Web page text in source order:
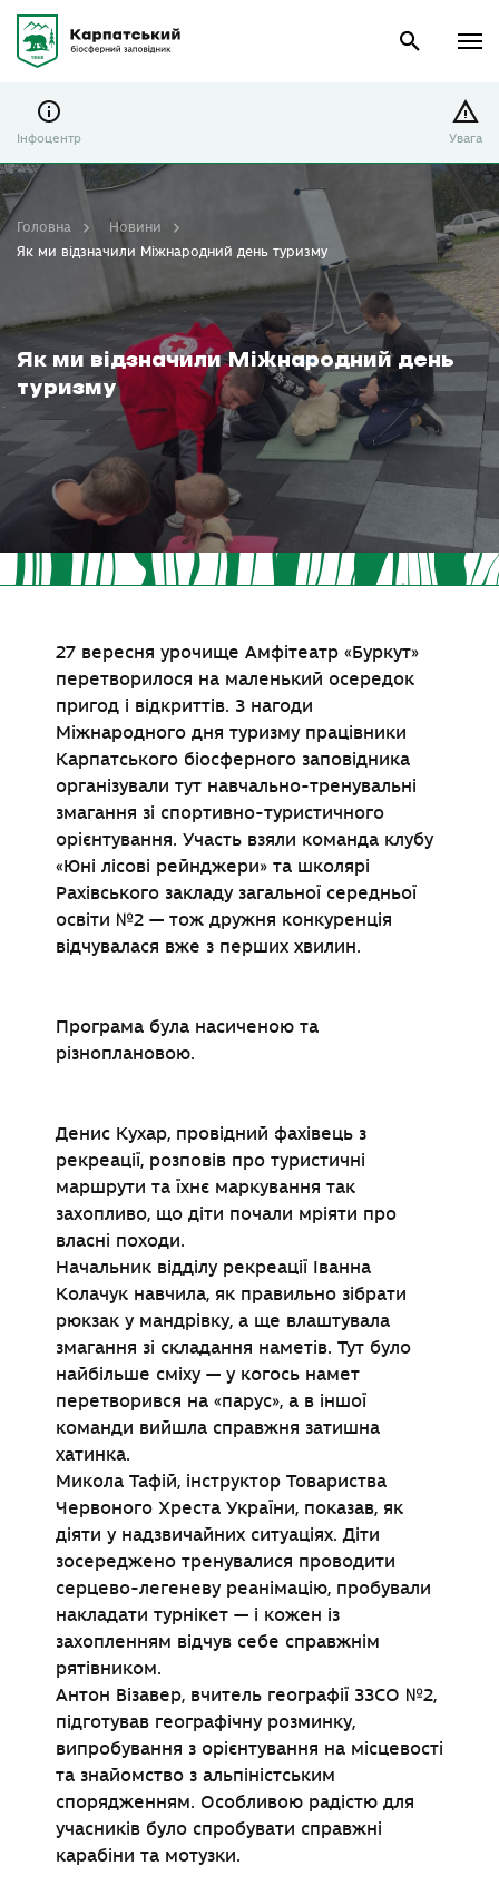
Інфоцентр Увага
Як ми відзначили Міжнародний день
туризму
Головна
Новини
Як ми відзначили Міжнародний день туризму
27 вересня урочище Амфітеатр «Буркут»
перетворилося на маленький осередок
пригод і відкриттів. З нагоди
Міжнародного дня туризму працівники
Карпатського біосферного заповідника
організували тут навчально-тренувальні
змагання зі спортивно-туристичного
орієнтування. Участь взяли команда клубу
«Юні лісові рейнджери» та школярі
Рахівського закладу загальної середньої
освіти №2 — тож дружня конкуренція
відчувалася вже з перших хвилин.
Програма була насиченою та
різноплановою.
Денис Кухар, провідний фахівець з
рекреації, розповів про туристичні
маршрути та їхнє маркування так
захопливо, що діти почали мріяти про
власні походи.
Начальник відділу рекреації Іванна
Колачук навчила, як правильно зібрати
рюкзак у мандрівку, а ще влаштувала
змагання зі складання наметів. Тут було
найбільше сміху — у когось намет
перетворився на «парус», а в іншої
команди вийшла справжня затишна
хатинка.
Микола Тафій, інструктор Товариства
Червоного Хреста України, показав, як
діяти у надзвичайних ситуаціях. Діти
зосереджено тренувалися проводити
серцево-легеневу реанімацію, пробували
накладати турнікет — і кожен із
захопленням відчув себе справжнім
рятівником.
Антон Візавер, вчитель географії ЗЗСО №2,
підготував географічну розминку,
випробування з орієнтування на місцевості
та знайомство з альпіністським
спорядженням. Особливою радістю для
учасників було спробувати справжні
карабіни та мотузки.